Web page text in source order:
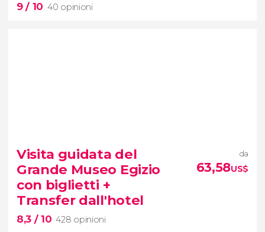
9/ 10 40 opinioni
40 opinioni
tour del Grande Museo Egizio e delle Piramidi di
Giza
Visita guidata del
Grande Museo Egizio
con biglietti +
Transfer dall'hotel
8,3 / 10 428 opinioni
da
63,58US$